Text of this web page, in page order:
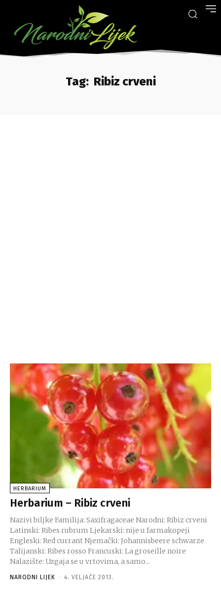
Tag: Ribiz crveni
HERBARIUM
Herbarium – Ribiz crveni
Nazivi biljke Familija: Saxifragaceae Narodni: Ribiz crveni
Latinski: Ribes rubrum Ljekarski: nije u farmakopeji
Engleski: Red currant Njemački: Johannisbeere schwarze
Talijanski: Ribes rosso Francuski: La groseille noire
Nalazište: Uzgaja se u vrtovima, a samo...
NARODNI LIJEK - 4. VELJAČE 2013.